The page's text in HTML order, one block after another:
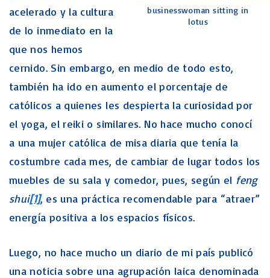
businesswoman sitting in
lotus
acelerado y la cultura
de lo inmediato en la
que nos hemos
cernido. Sin embargo, en medio de todo esto,
también ha ido en aumento el porcentaje de
católicos a quienes les despierta la curiosidad por
el yoga, el reiki o similares. No hace mucho conocí
a una mujer católica de misa diaria que tenía la
costumbre cada mes, de cambiar de lugar todos los
muebles de su sala y comedor, pues, según el feng
shui[1], es una práctica recomendable para “atraer”
energía positiva a los espacios físicos.
Luego, no hace mucho un diario de mi país publicó
una noticia sobre una agrupación laica denominada